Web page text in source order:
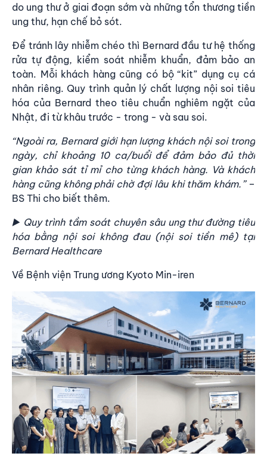
do ung thư ở giai đoạn sớm và những tổn thương tiền
ung thư, hạn chế bỏ sót.
Để tránh lây nhiễm chéo thì Bernard đầu tư hệ thống
rửa tự động, kiểm soát nhiễm khuẩn, đảm bảo an
toàn. Mỗi khách hàng cũng có bộ “kit” dụng cụ cá
nhân riêng. Quy trình quản lý chất lượng nội soi tiêu
hóa của Bernard theo tiêu chuẩn nghiêm ngặt của
Nhật, đi từ khâu trước - trong - và sau soi.
“Ngoài ra, Bernard giới hạn lượng khách nội soi trong
ngày, chỉ khoảng 10 ca/buổi để đảm bảo đủ thời
gian khảo sát tỉ mỉ cho từng khách hàng. Và khách
hàng cũng không phải chờ đợi lâu khi thăm khám.”–
BS Thi cho biết thêm.
▶️ Quy trình tầm soát chuyên sâu ung thư đường tiêu
hóa bằng nội soi không đau (nội soi tiền mê) tại
Bernard Healthcare
Về Bệnh viện Trung ương Kyoto Min-iren